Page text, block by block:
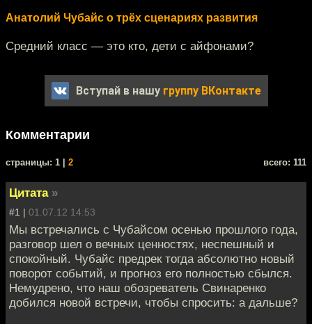
Анатолий Чубайс о трёх сценариях развития
Средний класс — это кто, дети с айфонами?
Вступай в нашу группу ВКонтакте
Комментарии
cтраницы: 1 | 2 всего: 111
Цитата »
#1 | 01.07.12 14:53
Мы встречались с Чубайсом осенью прошлого года,
разговор шел о вечных ценностях, неспешный и
спокойный. Чубайс предрек тогда абсолютно новый
поворот событий, и прогноз его полностью сбылся.
Немудрено, что наш обозреватель Свинаренко
добился новой встречи, чтобы спросить: а дальше?